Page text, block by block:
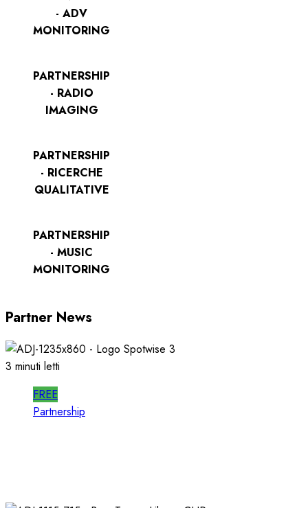
- ADV
MONITORING
PARTNERSHIP
- RADIO
IMAGING
PARTNERSHIP
- RICERCHE
QUALITATIVE
PARTNERSHIP
- MUSIC
MONITORING
Partner News
3 minuti letti
FREE
Partnership